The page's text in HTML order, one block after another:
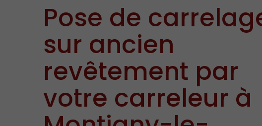
Pose de
sur ancien
revêtement par
votre carreleur à